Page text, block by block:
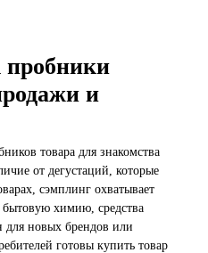
и
товара для знакомства
от дегустаций, которые
сэмплинг охватывает
бытовую химию, средства
новых брендов или
готовы купить товар